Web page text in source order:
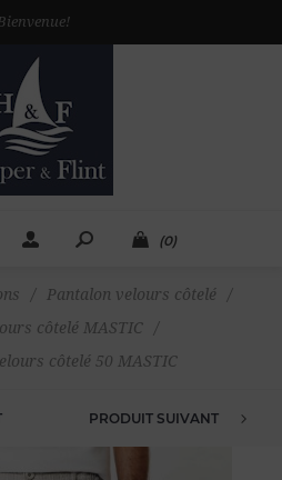
(0)
/ Pantalon velours côtelé
/
côtelé MASTIC
/
côtelé 50 MASTIC
PRODUIT SUIVANT